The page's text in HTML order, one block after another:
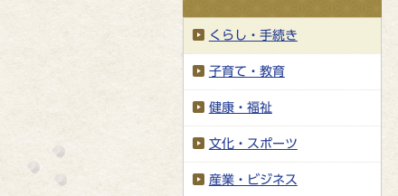
くらし・手続き
子育て・教育
健康・福祉
文化・スポーツ
産業・ビジネス